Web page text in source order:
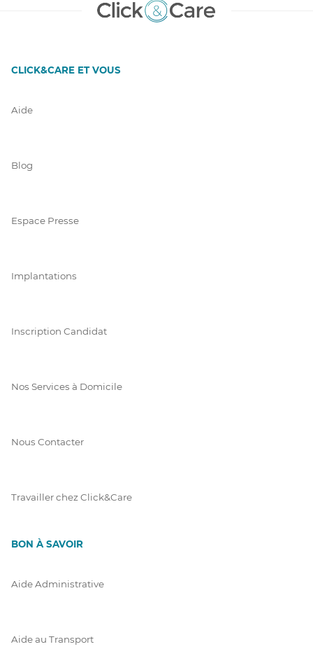
CLICK&CARE ET VOUS
Aide
Blog
Espace Presse
Implantations
Inscription Candidat
Nos Services à Domicile
Nous Contacter
Travailler chez Click&Care
BON À SAVOIR
Aide Administrative
Aide au Transport